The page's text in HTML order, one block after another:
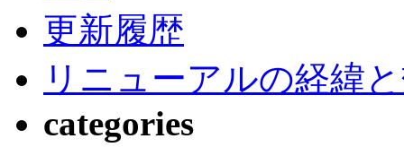
更新履歴
リニューアルの経緯
categories